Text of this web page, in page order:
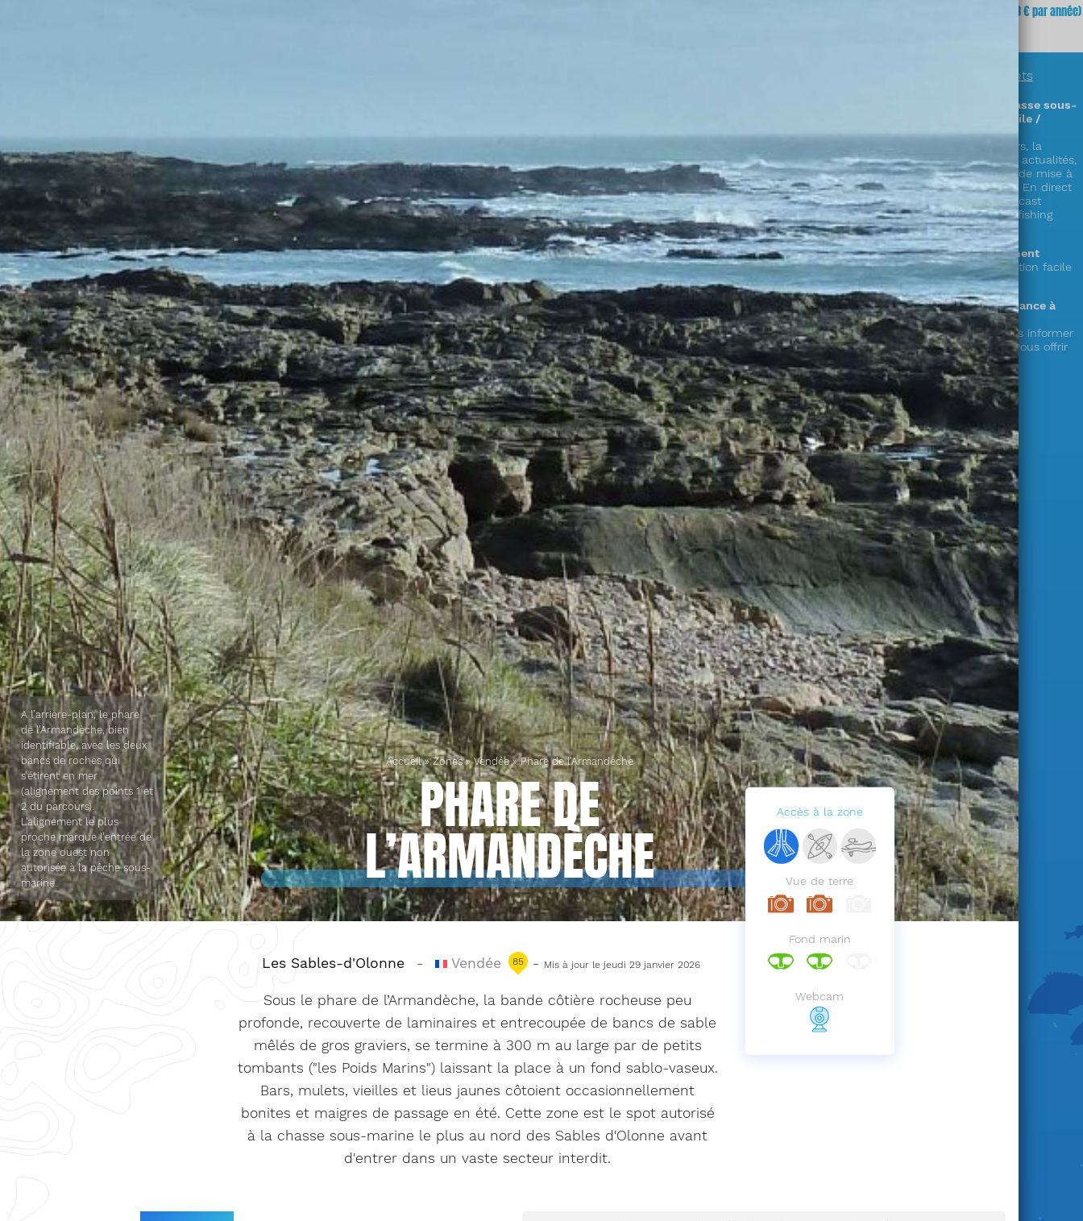
(soit 64,68 € par année)
nos abonnements
Des informations exclusives sur la chasse sous-
marine en accès illimité (sur PC / mobile /
Découvrez plus de 300 zones & parcours, la
réglementation complète en France, les actualités,
la faune, la cuisine de la mer, les cales de mise à
l’eau, le showroom matériel, les vidéos « En direct
du littoral », nos émissions radio en podcast
« Mémoire de chasse » et le live « spearfishing
experience » !
Le choix de la durée de votre abonnement
1 an ou mensuel (et possibilité de résiliation facile
depuis votre compte)
Votre soutien au seul web média en France à
destination des pêcheurs en apnée !
Votre abonnement nous permet de vous informer
et de préparer de nouveaux services à vous offrir
S'abonner
Accueil»Zones»Vendée»Phare de l’Armandèche
PHARE DE
L’ARMANDÈCHE
A l’arrière-plan, le phare
de l’Armandèche, bien
identifiable, avec les deux
bancs de roches qui
s’étirent en mer
(alignement des points 1 et
2 du parcours).
L'alignement le plus
proche marque l’entrée de
la zone ouest non
autorisée à la pêche sous-
marine.
Les Sables-d'Olonne - Vendée 85 - Mis à jour le jeudi 29 janvier 2026
Sous le phare de l’Armandèche, la bande côtière rocheuse peu
profonde, recouverte de laminaires et entrecoupée de bancs de sable
mêlés de gros graviers, se termine à 300 m au large par de petits
tombants ("les Poids Marins") laissant la place à un fond sablo-vaseux.
Bars, mulets, vieilles et lieus jaunes côtoient occasionnellement
bonites et maigres de passage en été. Cette zone est le spot autorisé
à la chasse sous-marine le plus au nord des Sables d'Olonne avant
d'entrer dans un vaste secteur interdit.
Accès à la zone
Vue de terre
Fond marin
Webcam